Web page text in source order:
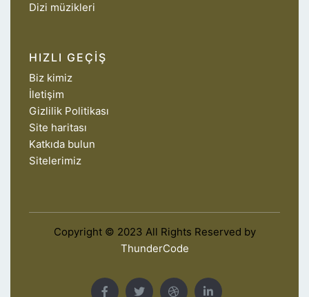
Dizi müzikleri
HIZLI GEÇIŞ
Biz kimiz
İletişim
Gizlilik Politikası
Site haritası
Katkıda bulun
Sitelerimiz
Copyright © 2023 All Rights Reserved by
ThunderCode